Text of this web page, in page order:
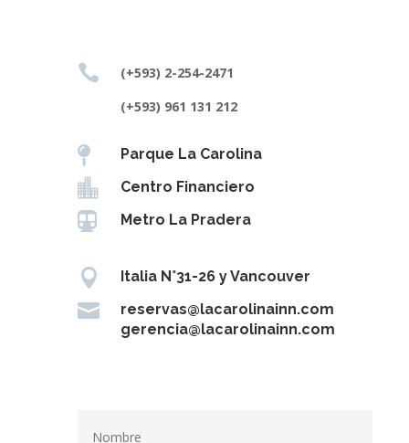

(+593) 2-254-2471
(+593) 961 131 212
 Parque La Carolina
 Centro Financiero
 Metro La Pradera
 Italia N°31-26 y Vancouver

reservas@lacarolinainn.com
gerencia@lacarolinainn.com